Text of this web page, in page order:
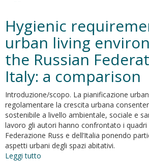
and
urban
planning
strategies,
actions,
and
to
achieve
salutogenic
cities
Hygienic
urban living
the Russian
Italy: a comparison
Introduzione/scopo. La pianificazione
regolamentare la crescita urbana
sostenibile a livello ambientale, sociale e
lavoro gli autori hanno confrontato i quadri
Federazione Russ e dell’Italia ponendo
aspetti urbani degli spazi abitativi.
Leggi tutto